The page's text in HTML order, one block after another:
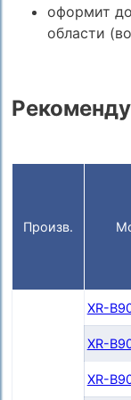
оформит
области
Произв.
XR-
XR-
XR-